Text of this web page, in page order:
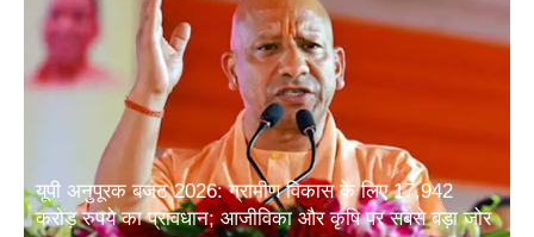
यूपी अनुपूरक बजट 2026: ग्रामीण विकास के लिए 17,942
करोड़ रुपये का प्रावधान; आजीविका और कृषि पर सबसे बड़ा जोर